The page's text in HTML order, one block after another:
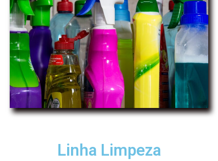
Linha Limpeza